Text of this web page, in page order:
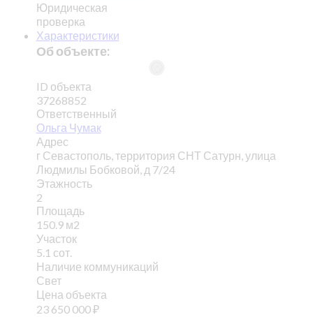
Юридическая
проверка
Характеристики
Об объекте:
ID объекта
37268852
Ответственный
Ольга Чумак
Адрес
г Севастополь, территория СНТ Сатурн, улица
Людмилы Бобковой, д 7/24
Этажность
2
Площадь
150.9 м2
Участок
5.1 сот.
Наличие коммуникаций
Свет
Цена объекта
23 650 000₽